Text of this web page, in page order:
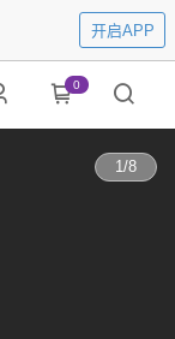
开启APP
0
1/8